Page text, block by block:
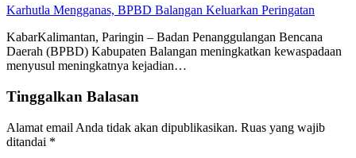
Karhutla Mengganas, BPBD Balangan Keluarkan Peringatan
KabarKalimantan, Paringin – Badan Penanggulangan Bencana
Daerah (BPBD) Kabupaten Balangan meningkatkan kewaspadaan
menyusul meningkatnya kejadian…
Tinggalkan Balasan
Alamat email Anda tidak akan dipublikasikan. Ruas yang wajib
ditandai *